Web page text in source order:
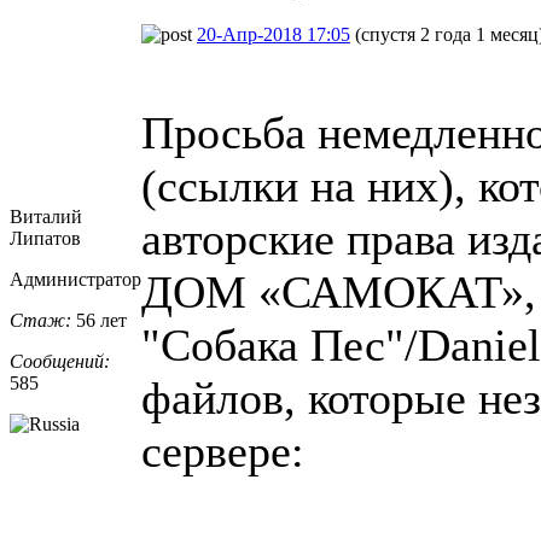
Виталий
Липатов
Администратор
Стаж: 56 лет
Сообщений:
585
20-Апр-2018 17:05 (спустя 2 года 1
Просьба
(ссылки на них),
авторские права
ДОМ «САМОКАТ»,
"Собака Пес"/
файлов, которые
сервере: